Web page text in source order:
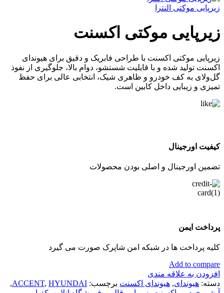
زیرپایی موکتی النترا
زیرپایی موکتی اکسنت
زیرپایی موکتی اکسنت با طراحی فابریک و دقیق برای هیوندای
اکسنت تولید شده و با قابلیت شستشو، دوام بالا، جلوگیری از نفوذ
گل‌ولای به کف خودرو و ظاهری شیک، انتخابی عالی برای حفظ
تمیزی و زیبایی داخل کابین است.
کیفیت اورجینال
تضمین اورجینال و اصلی بودن محصولات
پرداخت ایمن
کلیه پرداخت ها در شبکه امن شاپرک صورت می گیرد
Add to compare
افزودن به علاقه مندی
دسته: هیوندای, هیوندای اکسنت برچسب: ACCENT, HYUNDAI
,